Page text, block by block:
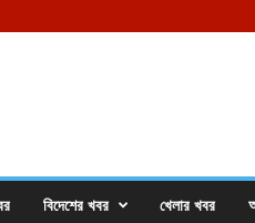
বিদেশের খবর খেলার খবর